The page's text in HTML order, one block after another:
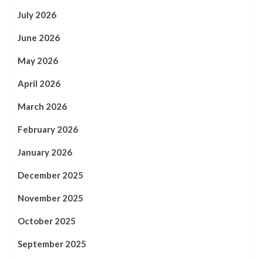
July 2026
June 2026
May 2026
April 2026
March 2026
February 2026
January 2026
December 2025
November 2025
October 2025
September 2025